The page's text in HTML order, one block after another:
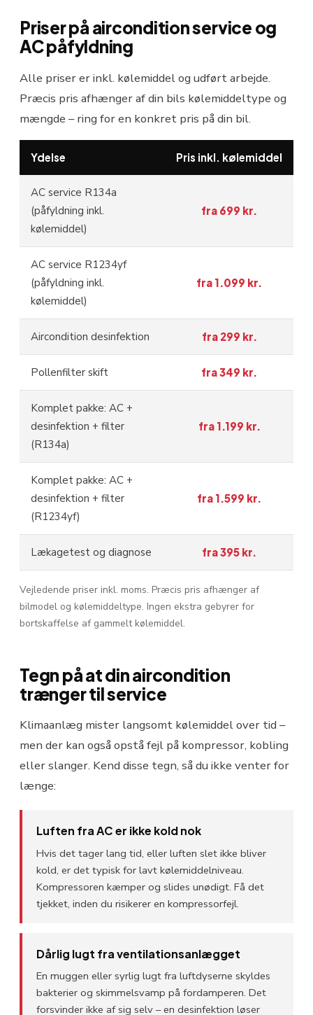
Priser på aircondition service og
AC påfyldning
Alle priser er inkl. kølemiddel og udført arbejde.
Præcis pris afhænger af din bils kølemiddeltype og
mængde – ring for en konkret pris på din bil.
Ydelse Pris inkl. kølemiddel
AC service R134a
(påfyldning inkl.
kølemiddel)
fra 699 kr.
AC service R1234yf
(påfyldning inkl.
kølemiddel)
fra 1.099 kr.
Aircondition desinfektion fra 299 kr.
Pollenfilter skift fra 349 kr.
Komplet pakke: AC +
desinfektion + filter
(R134a)
fra 1.199 kr.
Komplet pakke: AC +
desinfektion + filter
(R1234yf)
fra 1.599 kr.
Lækagetest og diagnose fra 395 kr.
Vejledende priser inkl. moms. Præcis pris afhænger af
bilmodel og kølemiddeltype. Ingen ekstra gebyrer for
bortskaffelse af gammelt kølemiddel.
Tegn på at din aircondition
trænger til service
Klimaanlæg mister langsomt kølemiddel over tid –
men der kan også opstå fejl på kompressor, kobling
eller slanger. Kend disse tegn, så du ikke venter for
længe:
Luften fra AC er ikke kold nok
Hvis det tager lang tid, eller luften slet ikke bliver
kold, er det typisk for lavt kølemiddelniveau.
Kompressoren kæmper og slides unødigt. Få det
tjekket, inden du risikerer en kompressorfejl.
Dårlig lugt fra ventilationsanlægget
En muggen eller syrlig lugt fra luftdyserne skyldes
bakterier og skimmelsvamp på fordamperen. Det
forsvinder ikke af sig selv – en desinfektion løser